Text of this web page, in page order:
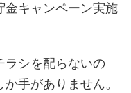
金キャンペーン実施
ラシを配らないの
手がありません。